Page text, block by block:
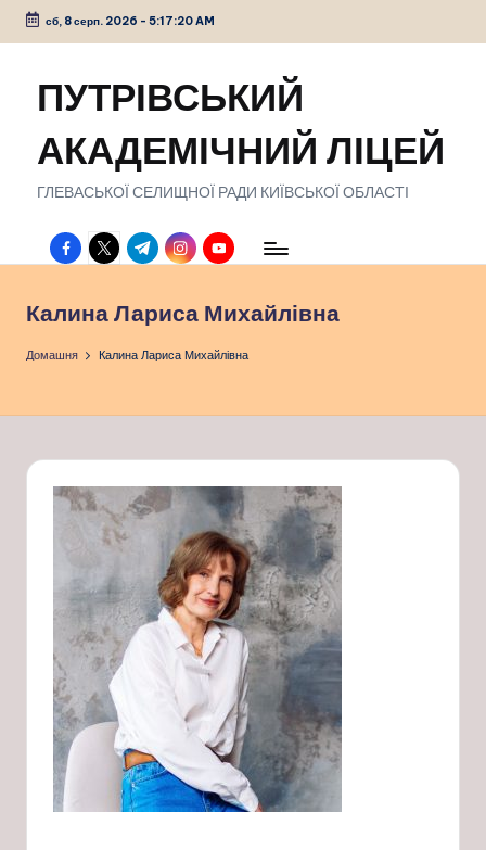
Перейти
сб, 8 серп. 2026 - 5:17:21 AM
ПУТРІВСЬКИЙ
АКАДЕМІЧНИЙ ЛІЦЕЙ
ГЛЕВАСЬКОЇ СЕЛИЩНОЇ РАДИ КИЇВСЬКОЇ ОБЛАСТІ
facebook.com
twitter.com
t.me instagram.com
youtube.com
Калина Лариса Михайлівна
Домашня Калина Лариса Михайлівна